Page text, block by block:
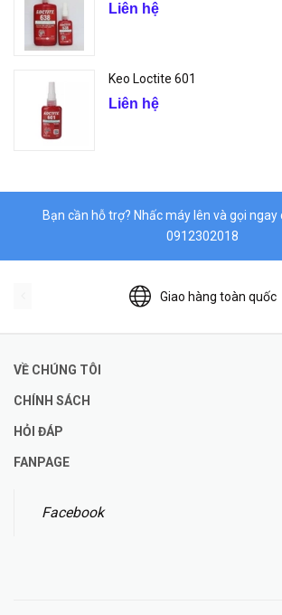
Liên hệ
Keo Loctite 601
Liên hệ
Bạn cần hỗ trợ? Nhấc máy lên và gọi ngay
0912302018
Giao hàng toàn quốc
VỀ CHÚNG TÔI
CHÍNH SÁCH
HỎI ĐÁP
FANPAGE
Facebook